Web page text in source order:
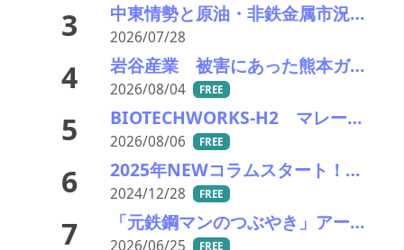
3 中東情勢と原油・非鉄金属市況の行方――エモリファンドマネジメントの江守哲氏に聞く
2026/07/28
4 岩谷産業 被害にあった熊本ガスセンターの稼働を再開
2026/08/04 FREE
5 BIOTECHWORKS-H2 マレーシア／廃棄物起源水素製造事業実施可能性調査事業が、経産省の令7年補正グローバルサウス未来志向型共創等事業費補助金に採択
2026/08/06 FREE
6 2025年NEWコラムスタート！！ 「レアメタル千夜一夜」
2024/12/28 FREE
7 「元鉄鋼マンのつぶやき」アーカイブ
2026/06/25 FREE